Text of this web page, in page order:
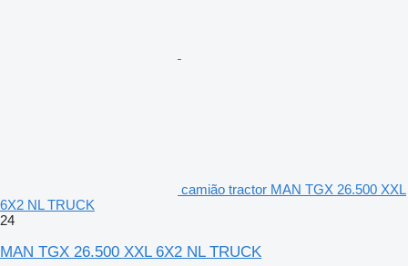
camião tractor MAN TGX 26.500 XXL
6X2 NL TRUCK
24
MAN TGX 26.500 XXL 6X2 NL TRUCK